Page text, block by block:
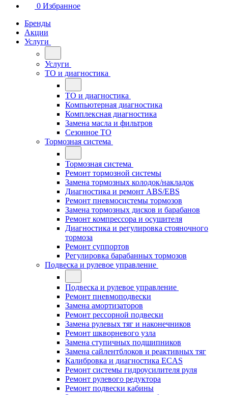
0 Избранное
Бренды
Акции
Услуги
Услуги
ТО и диагностика
ТО и диагностика
Компьютерная диагностика
Комплексная диагностика
Замена масла и фильтров
Сезонное ТО
Тормозная система
Тормозная система
Ремонт тормозной системы
Замена тормозных колодок/накладок
Диагностика и ремонт ABS/EBS
Ремонт пневмосистемы тормозов
Замена тормозных дисков и барабанов
Ремонт компрессора и осушителя
Диагностика и регулировка стояночного
тормоза
Ремонт суппортов
Регулировка барабанных тормозов
Подвеска и рулевое управление
Подвеска и рулевое управление
Ремонт пневмоподвески
Замена амортизаторов
Ремонт рессорной подвески
Замена рулевых тяг и наконечников
Ремонт шкворневого узла
Замена ступичных подшипников
Замена сайлентблоков и реактивных тяг
Калибровка и диагностика ECAS
Ремонт системы гидроусилителя руля
Ремонт рулевого редуктора
Ремонт подвески кабины